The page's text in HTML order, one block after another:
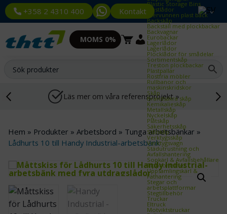
+358 2 4310 400 Kontakt
Plastic Storage Bins
Plastlådor
Återvunnen plast back
Backskåp
Backställ med plockbackar
Backvagnar
Eurobackar
Lagerlådor
Lagerlådor
Plocklådor för smådelar
Sortimentskåp
Treston plockbackar
Plastpallar
Rostfria möbler
Rullbanor och
maskinskridskor
Skåp
Brandsäkra skåp
Kemikalieskåp
Metallskåp
Nyckelskåp
Plåtskåp
Säkerhetsskåp
Stålskåp
Verktygsskåp
Verktygsvagn
Städutrustning och
Avfallshantering
Sopkärl & Avfallsbehållare
Tippcontainer
Uppsamlingskärl &
Fathantering
Stegar och
arbetsplattformar
Stegtillbehör
Truckar
Eltruck
Motviktstruckar
MOMS 0%
Läs mer om våra referensprojekt »
Hem » Produkter » Arbetsbord » Tunga arbetsbänkar »
Lådhurts 10 till Handy Industrial-arbetsbänk